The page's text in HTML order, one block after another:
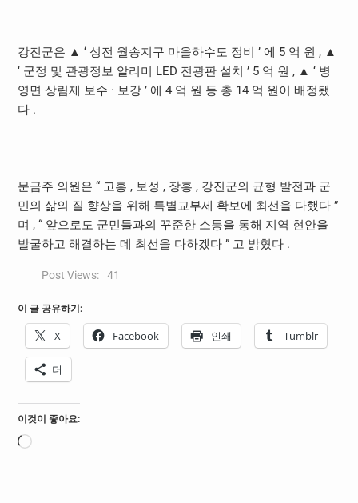
강진군은 ▲ ‘ 성전 월송지구 마을하수도 정비 ’ 에 5 억 원 , ▲
‘ 군정 및 관광정보 알리미 LED 전광판 설치 ’ 5 억 원 , ▲ ‘ 병
영면 상림제 보수 · 보강 ’ 에 4 억 원 등 총 14 억 원이 배정됐
다 .
문금주 의원은 “ 고흥 , 보성 , 장흥 , 강진군의 균형 발전과 군
민의 삶의 질 향상을 위해 특별교부세 확보에 최선을 다했다 ”
며 , “ 앞으로도 군민들과의 꾸준한 소통을 통해 지역 현안을
발굴하고 해결하는 데 최선을 다하겠다 ” 고 밝혔다 .
Post Views: 41
이 글 공유하기:
X Facebook 인쇄 Tumblr
더
이것이 좋아요:
로